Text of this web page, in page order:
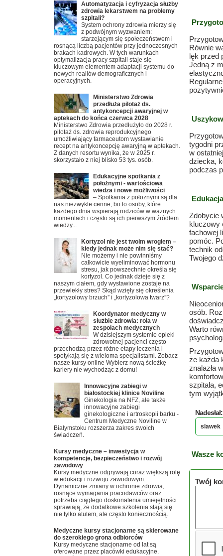
Równie
lęk przed
Jedną z
tygodni
w
dziecka,
podczas
Edukacja
Zdobycie
kluczowy
fachowej
pomóc.
technik
Twojego
osób.
Warto
że każda
znalazła
szpitala,
tym
Nadesłał:
slawek
Wasze
Twój
Automatyzacja i cyfryzacja służby
zdrowia lekarstwem na problemy
szpitali?
System ochrony zdrowia mierzy się
z podwójnym wyzwaniem:
starzejącym się społeczeństwem i
rosnącą liczbą pacjentów przy jednoczesnych
brakach kadrowych. W tych warunkach
optymalizacja pracy szpitali staje się
kluczowym elementem adaptacji systemu do
nowych realiów demograficznych i
operacyjnych.
Ministerstwo Zdrowia
przedłuża pilotaż ds.
antykoncepcji awaryjnej w
aptekach do końca czerwca 2028
Ministerstwo Zdrowia przedłużyło do 2028 r.
pilotaż ds. zdrowia reprodukcyjnego
umożliwiający farmaceutom wystawianie
recept na antykoncepcję awaryjną w aptekach.
Z danych resortu wynika, że w 2025 r.
skorzystało z niej blisko 53 tys. osób.
Edukacyjne spotkania z
położnymi - wartościowa
wiedza i nowe możliwości
– Spotkania z położnymi są dla
nas niezwykle cenne, bo to osoby, które
każdego dnia wspierają rodziców w ważnych
momentach i często są ich pierwszym źródłem
wiedzy...
Kortyzol nie jest twoim wrogiem –
kiedy jednak może nim się stać?
Nie możemy i nie powinniśmy
całkowicie wyeliminować hormonu
stresu, jak powszechnie określa się
kortyzol. Co jednak dzieje się z
naszym ciałem, gdy wystawione zostaje na
przewlekły stres? Skąd wzięły się określenia
„kortyzolowy brzuch” i „kortyzolowa twarz”?
Koordynator medyczny w
służbie zdrowia: rola w
zespołach medycznych
W dzisiejszym systemie opieki
zdrowotnej pacjenci często
przechodzą przez różne etapy leczenia i
spotykają się z wieloma specjalistami. Zobacz
nasze kursy online Wybierz nową ścieżkę
kariery nie wychodząc z domu!
Innowacyjne zabiegi w
białostockiej klinice Noviline
Ginekologia na NFZ, ale także
innowacyjne zabiegi
ginekologiczne i artroskopii barku -
Centrum Medyczne Noviline w
Białymstoku rozszerza zakres swoich
świadczeń.
Kursy medyczne – inwestycja w
kompetencje, bezpieczeństwo i rozwój
zawodowy
Kursy medyczne odgrywają coraz większą rolę
w edukacji i rozwoju zawodowym.
Dynamiczne zmiany w ochronie zdrowia,
rosnące wymagania pracodawców oraz
potrzeba ciągłego doskonalenia umiejętności
sprawiają, że dodatkowe szkolenia stają się
nie tylko atutem, ale często koniecznością.
Medyczne kursy stacjonarne są skierowane
do szerokiego grona odbiorców
Kursy medyczne stacjonarne od lat są
oferowane przez placówki edukacyjne.